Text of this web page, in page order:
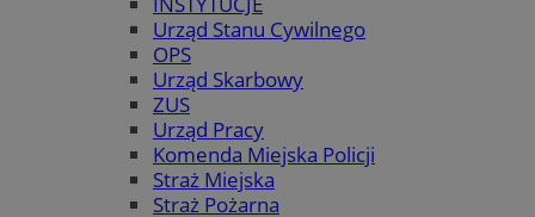
Urząd Stanu Cywilnego
OPS
Urząd Skarbowy
ZUS
Urząd Pracy
Komenda Miejska Policji
Straż Miejska
Straż Pożarna